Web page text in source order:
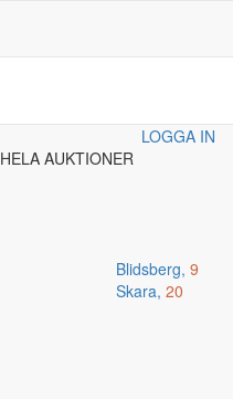
LOGGA IN
HELA AUKTIONER
Blidsberg, 9
Skara, 20